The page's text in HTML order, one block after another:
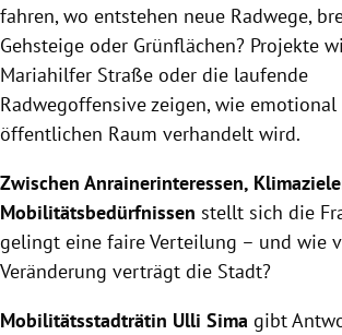
fahren, wo entstehen neue Radwege,
Gehsteige oder Grünflächen? Projekte
Mariahilfer Straße oder die laufende
Radwegoffensive zeigen, wie emotional
öffentlichen Raum verhandelt wird.
Zwischen Anrainerinteressen,
Mobilitätsbedürfnissen stellt sich die
gelingt eine faire Verteilung – und wie
Veränderung verträgt die Stadt?
Mobilitätsstadträtin Ulli Sima gibt